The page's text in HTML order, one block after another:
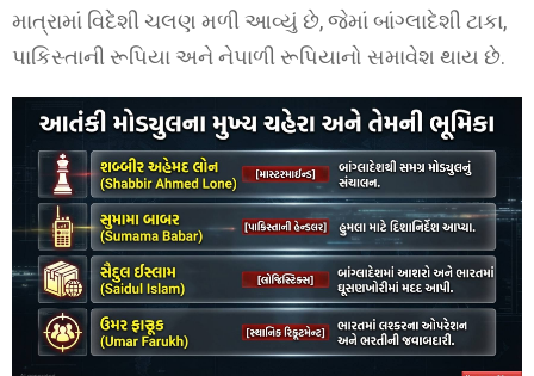
માત્રામાં વિદેશી ચલણ મળી આવ્યું છે, જેમાં બાંગ્લાદેશી ટાકા,
પાકિસ્તાની રૂપિયા અને નેપાળી રૂપિયાનો સમાવેશ થાય છે.